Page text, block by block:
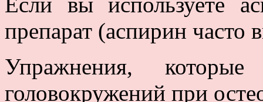
препарат (аспирин часто
Упражнения,
головокружений при